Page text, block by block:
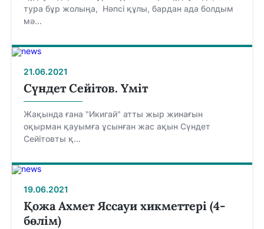
тура бұр жолыңа, Нәпсі құлы, бардан ада болдым
мә...
21.06.2021
Сүндет Сейітов. Үміт
Жақында ғана "Икигай" атты жыр жинағын
оқырман қауымға ұсынған жас ақын Сүндет
Сейітовты қ...
19.06.2021
Қожа Ахмет Яссауи хикметтері (4-
бөлім)